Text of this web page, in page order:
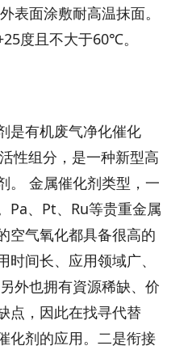
表面涂敷耐高温抹面。
度且不大于60℃。
是有机废气净化催化
性组分，是一种新型高
。 金属催化剂类型，一
Pa、Pt、Ru等贵重金属
空气氧化都具备很高的
间长、应用领域广、
外也拥有資源稀缺、价
点，因此在找寻代替
化剂的应用。二是衔接